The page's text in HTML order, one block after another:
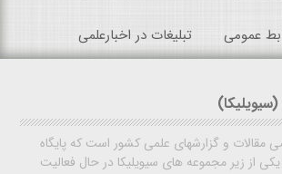
عمومی تبلیغات در اخبارعلمی
مقالات و گزارشهای علمی کشور است که پایگاه
از زیر مجموعه های سیویلیکا در حال فعالیت